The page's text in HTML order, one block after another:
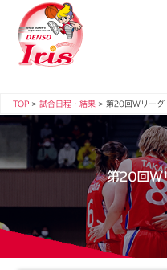
TOP > 試合日程・結果 > 第20回Ｗリー
第20回